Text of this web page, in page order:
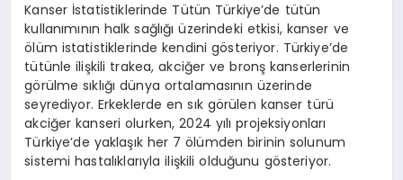
Kanser İstatistiklerinde Tütün Türkiye’de tütün
kullanımının halk sağlığı üzerindeki etkisi, kanser ve
ölüm istatistiklerinde kendini gösteriyor. Türkiye’de
tütünle ilişkili trakea, akciğer ve bronş kanserlerinin
görülme sıklığı dünya ortalamasının üzerinde
seyrediyor. Erkeklerde en sık görülen kanser türü
akciğer kanseri olurken, 2024 yılı projeksiyonları
Türkiye’de yaklaşık her 7 ölümden birinin solunum
sistemi hastalıklarıyla ilişkili olduğunu gösteriyor.